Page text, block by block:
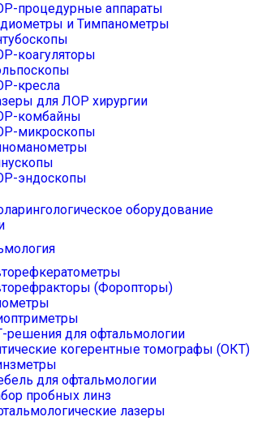
процедурные аппараты
и Тимпанометры
коагуляторы
кресла
для ЛОР хирургии
комбайны
микроскопы
эндоскопы
оборудование
(Форопторы)
решения для офтальмологии
когерентные томографы (ОКТ)
для офтальмологии
пробных линз
лазеры